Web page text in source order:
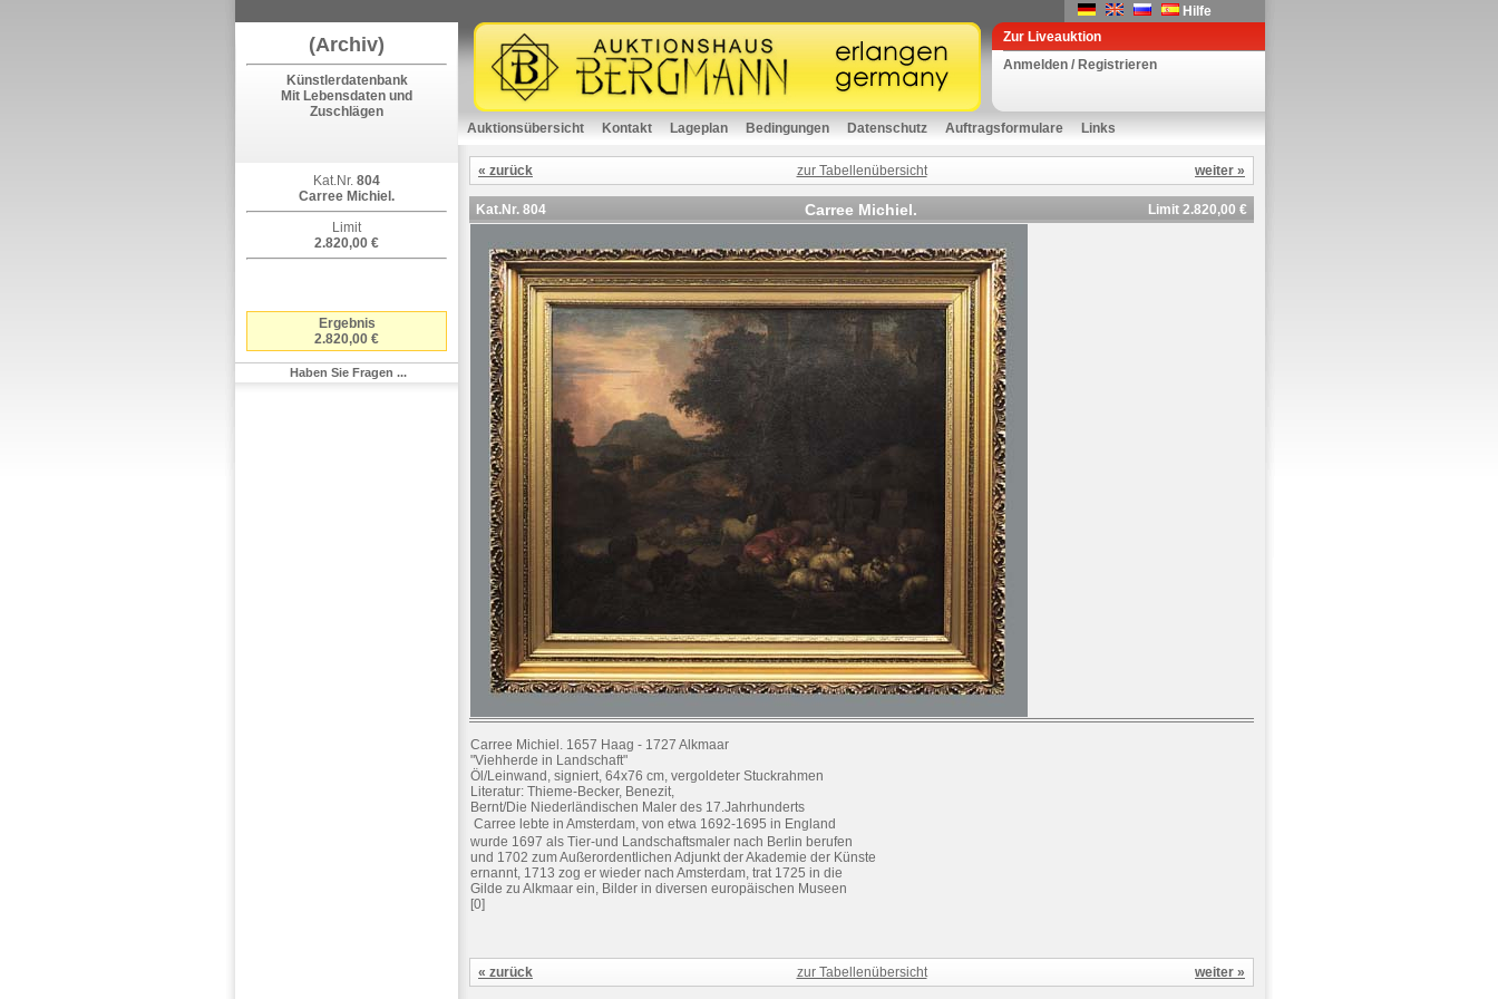
Hilfe
(Archiv)
Künstlerdatenbank
Mit Lebensdaten und
Zuschlägen
Kat.Nr. 804
Carree Michiel.
Limit
2.820,00 €
Ergebnis
2.820,00 €
Haben Sie Fragen ...
Zur Liveauktion
Anmelden / Registrieren
Auktionsübersicht Kontakt Lageplan Bedingungen Datenschutz Auftragsformulare Links
« zurück zur Tabellenübersicht weiter »
Kat.Nr. 804 Carree Michiel. Limit 2.820,00 €
Carree Michiel. 1657 Haag - 1727 Alkmaar
"Viehherde in Landschaft"
Öl/Leinwand, signiert, 64x76 cm, vergoldeter Stuckrahmen
Literatur: Thieme-Becker, Benezit,
Bernt/Die Niederländischen Maler des 17.Jahrhunderts
Carree lebte in Amsterdam, von etwa 1692-1695 in England
wurde 1697 als Tier-und Landschaftsmaler nach Berlin berufen
und 1702 zum Außerordentlichen Adjunkt der Akademie der Künste
ernannt, 1713 zog er wieder nach Amsterdam, trat 1725 in die
Gilde zu Alkmaar ein, Bilder in diversen europäischen Museen
[0]
« zurück zur Tabellenübersicht weiter »